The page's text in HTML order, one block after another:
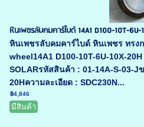
หินเพชรลับคมคาร์ไบด์ 14A1 D100-10T-
หินเพชรลับคมคาร์ไบด์ หินเพชร ทรง
wheel14A1 D100-10T-6U-10X-
SOLARรหัสสินค้า : 01-14A-S-03-J
20Hความละเอียด : SDC230N...
฿4,846
มีสินค้า